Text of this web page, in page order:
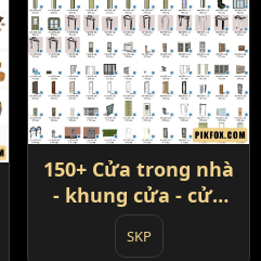
150+ Cửa trong nhà
- khung cửa - cửa
phòng và đồ nội
thất
SKP